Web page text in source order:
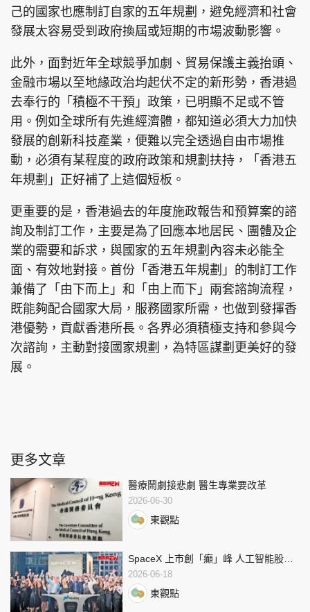
己的國家也應制訂自家的五年規劃，避免經濟和社會
發展太容易受到政府換屆或短期的市場波動影響。
此外，面對近年全球競爭加劇、貿易保護主義抬頭、
金融市場以至地緣政治均起伏不定的新形勢，香港過
去奉行的「積極不干預」政策，已明顯不足或不管
用。例如全球所有先進經濟體，都知道必須大力加快
發展的創新科技產業，便難以完全透過自由市場推
動，必須有某程度的政府政策和規劃扶持，「香港五
年規劃」正好補了上這個短板。
更重要的是，香港過去的年度施政報告和預算案的諮
詢及制訂工作，主要是為了回應本地居民、團體及企
業的需要和訴求，與國家的五年規劃內容未必能全
面、有效地對接。首份「香港五年規劃」的制訂工作
兼備了「由下而上」和「由上而下」兩套諮詢流程，
既能夠配合國家大局，服務國家所需，也做到發揮香
港優勢，貢獻香港所長。各界必須積極支持和參與今
次諮詢，主動對接國家規劃，為特區謀劃更美好的發
展。
更多文章
醫療鬧劇接悲劇 醫生專業要改革
2026-06-30
東觀點
SpaceX 上市創「癲」峰 人工智能股泡
沫風險高
2026-06-18
東觀點